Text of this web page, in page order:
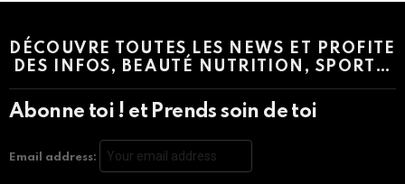
DÉCOUVRE TOUTES LES NEWS ET PROFITE
DES INFOS, BEAUTÉ NUTRITION, SPORT…
Abonne toi ! et Prends soin de toi
Email address: